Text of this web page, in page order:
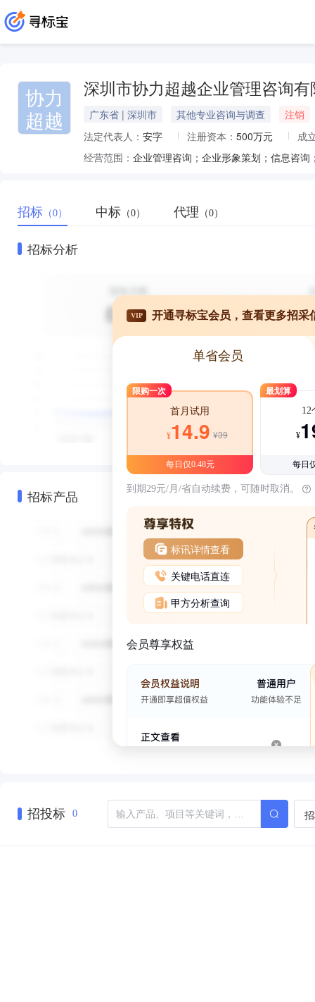
协力
超越
深圳市协力超越企业管理咨询有
广东省 | 深圳市 其他专业咨询与调查
注销
法定代表人： 安字 注册资本： 500万元
成
经营范围：
招标 （0） 中标 （0） 代理 （0）
招标分析
招标产品
VIP 开通寻标宝会员，查看更多招采
单省会员
限购一次
首月试用
¥14.9 ¥39
每日仅0.48元
最划算
12
¥
每日
到期29元/月/省自动续费，可随时取消。
标讯详情查看
关键电话直连
甲方分析查询
会员尊享权益
招投标 0